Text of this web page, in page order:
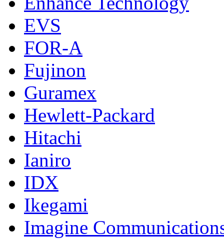
EVS
FOR-A
Fujinon
Guramex
Hewlett-Packard
Hitachi
Ianiro
IDX
Ikegami
Imagine